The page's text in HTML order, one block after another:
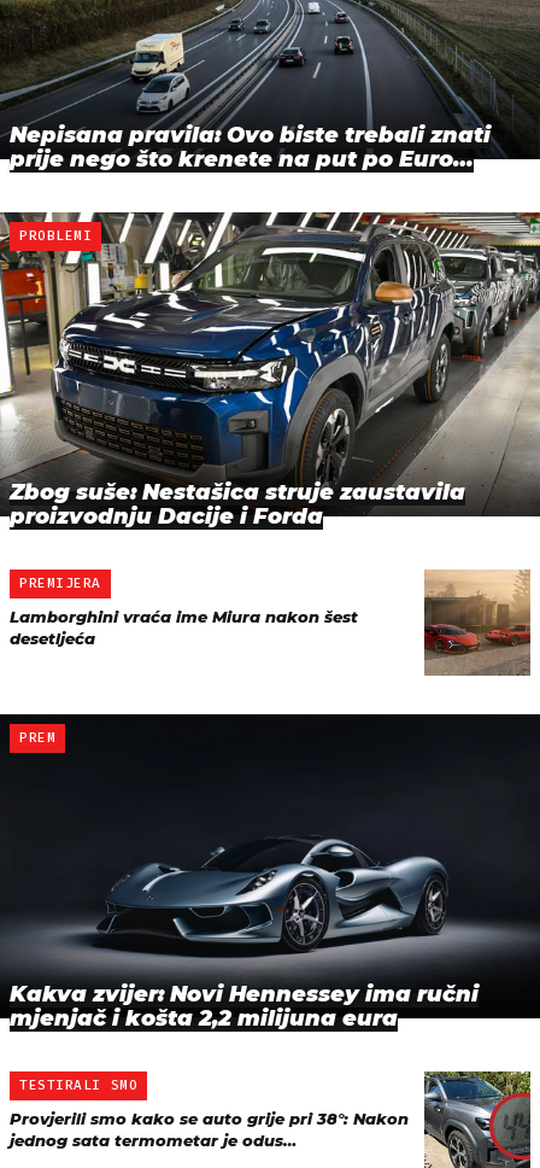
Nepisana pravila: Ovo biste trebali znati
prije nego što krenete na put po Euro…
PROBLEMI
Zbog suše: Nestašica struje zaustavila
proizvodnju Dacije i Forda
PREMIJERA
Lamborghini vraća ime Miura nakon šest
desetljeća
PREM
Kakva zvijer: Novi Hennessey ima ručni
mjenjač i košta 2,2 milijuna eura
TESTIRALI SMO
Provjerili smo kako se auto grije pri 38°: Nakon
jednog sata termometar je odus…